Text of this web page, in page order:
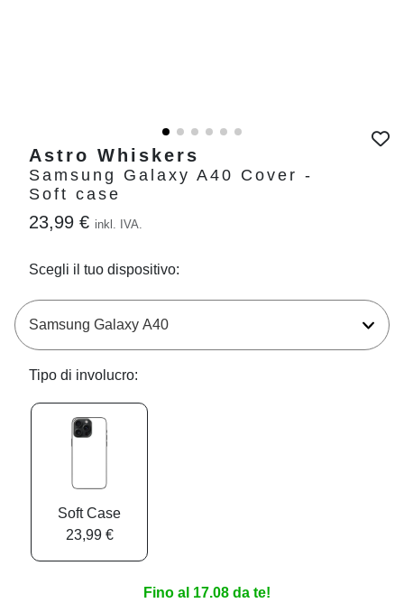
Astro Whiskers
Samsung Galaxy A40 Cover -
Soft case
23,99 € inkl. IVA.
Scegli il tuo dispositivo:
Tipo di involucro:
Soft Case
23,99 €
Fino al 17.08 da te!